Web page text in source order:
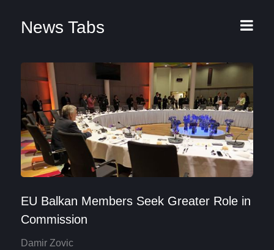
News Tabs
EU Balkan Members Seek Greater Role in
Commission
Damir Zovic